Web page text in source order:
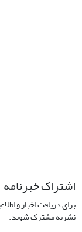
اشتراک خبرنامه
برای دریافت اخبار و
نشریه مشترک شوید.